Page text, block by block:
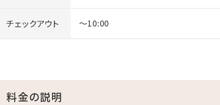
チェックアウト ～10:00
料金の説明